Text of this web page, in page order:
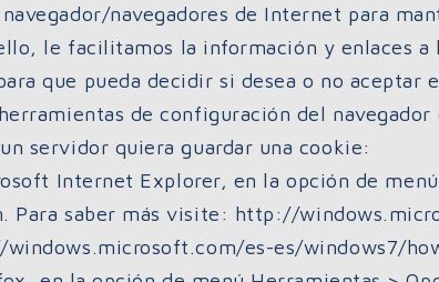
navegadores de Internet para
le facilitamos la información y enlaces
que pueda decidir si desea o no
de configuración del
servidor quiera guardar una cookie:
Internet Explorer, en la opción de
Para saber más visite: http://
es-es/windows7/